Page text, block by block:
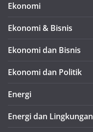
Ekonomi
Ekonomi & Bisnis
Ekonomi dan Bisnis
Ekonomi dan Politik
Energi
Energi dan Lingkungan